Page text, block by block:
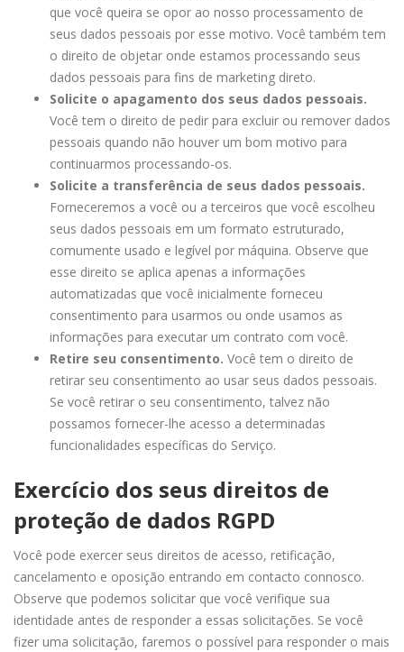
que você queira se opor ao nosso processamento de
seus dados pessoais por esse motivo. Você também tem
o direito de objetar onde estamos processando seus
dados pessoais para fins de marketing direto.
Solicite o apagamento dos seus dados pessoais.
Você tem o direito de pedir para excluir ou remover dados
pessoais quando não houver um bom motivo para
continuarmos processando-os.
Solicite a transferência de seus dados pessoais.
Forneceremos a você ou a terceiros que você escolheu
seus dados pessoais em um formato estruturado,
comumente usado e legível por máquina. Observe que
esse direito se aplica apenas a informações
automatizadas que você inicialmente forneceu
consentimento para usarmos ou onde usamos as
informações para executar um contrato com você.
Retire seu consentimento. Você tem o direito de
retirar seu consentimento ao usar seus dados pessoais.
Se você retirar o seu consentimento, talvez não
possamos fornecer-lhe acesso a determinadas
funcionalidades específicas do Serviço.
Exercício dos seus direitos de
proteção de dados RGPD
Você pode exercer seus direitos de acesso, retificação,
cancelamento e oposição entrando em contacto connosco.
Observe que podemos solicitar que você verifique sua
identidade antes de responder a essas solicitações. Se você
fizer uma solicitação, faremos o possível para responder o mais